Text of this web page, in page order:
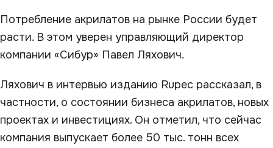
Потребление акрилатов на рынке России будет
расти. В этом уверен управляющий директор
компании «Сибур» Павел Ляхович.
Ляхович в интервью изданию Rupec рассказал, в
частности, о состоянии бизнеса акрилатов, новых
проектах и инвестициях. Он отметил, что сейчас
компания выпускает более 50 тыс. тонн всех